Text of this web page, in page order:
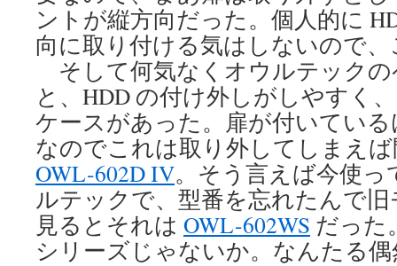
ントが縦方向だった。個人的に
向に取り付ける気はしないので
そして何気なくオウルテック
と、HDD の付け外しがしやすく
ケースがあった。扉が付いてい
なのでこれは取り外してしまえ
OWL-602D IV。そう言えば今使
ルテックで、型番を忘れたんで
見るとそれは OWL-602WS だった
シリーズじゃないか。なんたる